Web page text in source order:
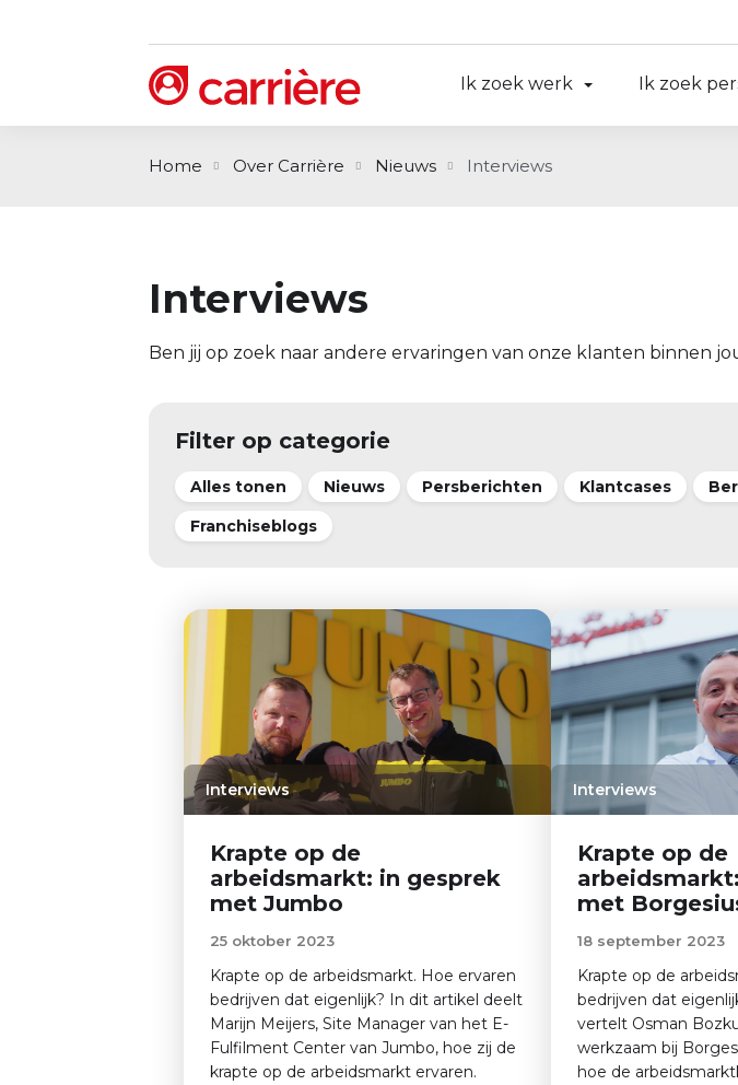
Ik zoek werk Ik zoek
Home Over Carrière Nieuws Interviews
Interviews
Ben jij op zoek naar andere ervaringen van onze klanten binnen
Filter op categorie
Alles tonen Nieuws Persberichten Klantcases
Franchiseblogs
Interviews
Krapte op de
arbeidsmarkt: in gesprek
met Jumbo
25 oktober 2023
Krapte op de arbeidsmarkt. Hoe ervaren
bedrijven dat eigenlijk? In dit artikel deelt
Marijn Meijers, Site Manager van het E-
Fulfilment Center van Jumbo, hoe zij de
krapte op de arbeidsmarkt ervaren.
Interviews
Krapte op de
met
18 september 2023
Krapte op de
bedrijven dat
vertelt Osman
werkzaam bij
hoe de